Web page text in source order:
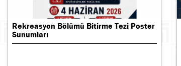
Rekreasyon Bölümü Bitirme Tezi Poster
Sunumları